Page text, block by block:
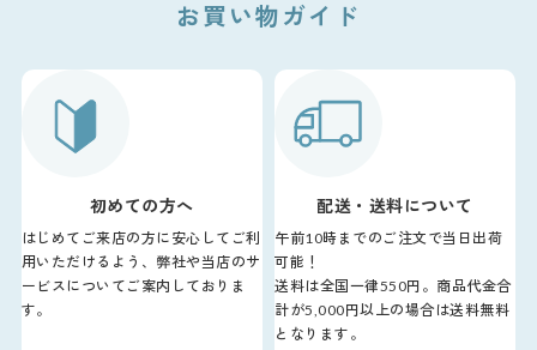
お買い物ガイド
初めての方へ
はじめてご来店の方に安心してご利
用いただけるよう、弊社や当店のサ
ービスについてご案内しておりま
す。
配送・送料について
午前10時までのご注文で当日出荷
可能！
送料は全国一律550円。商品代金合
計が5,000円以上の場合は送料無料
となります。